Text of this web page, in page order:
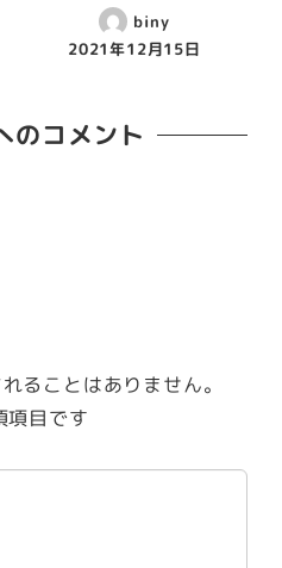
biny
2021年12月15日
のコメント
ることはありません。
項目です